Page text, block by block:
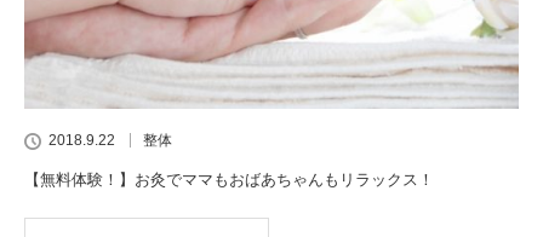
2018.9.22 整体
【無料体験！】お灸でママもおばあちゃんもリラックス！